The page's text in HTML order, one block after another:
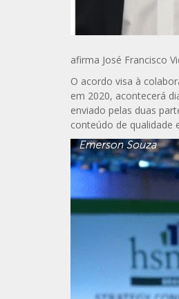
afirma José Francisco
O acordo visa à
em 2020, acontecerá
enviado pelas duas
conteúdo de qualidade